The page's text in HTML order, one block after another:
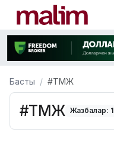
Басты #ТМЖ
#ТМЖ Жазбалар: 1